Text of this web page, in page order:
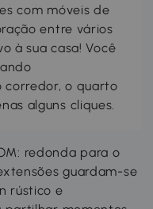
com móveis de
entre vários
à sua casa! Você
corredor, o quarto
alguns cliques.
redonda para o
guardam-se
rústico e